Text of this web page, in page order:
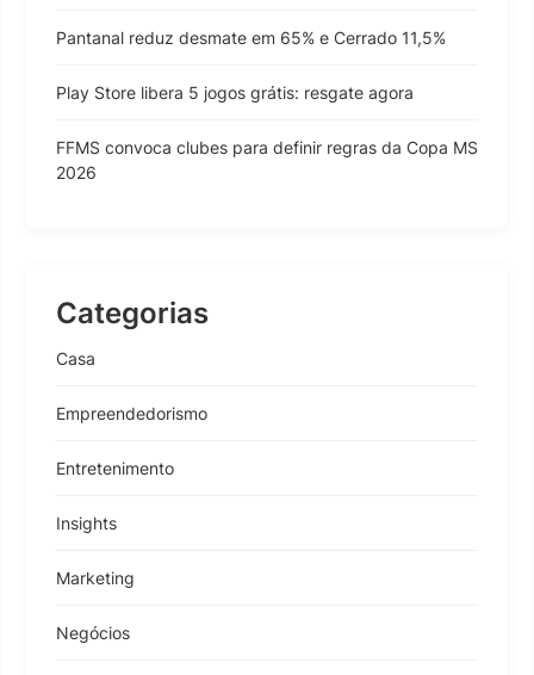
Pantanal reduz desmate em 65% e Cerrado 11,5%
Play Store libera 5 jogos grátis: resgate agora
FFMS convoca clubes para definir regras da Copa MS
2026
Categorias
Casa
Empreendedorismo
Entretenimento
Insights
Marketing
Negócios